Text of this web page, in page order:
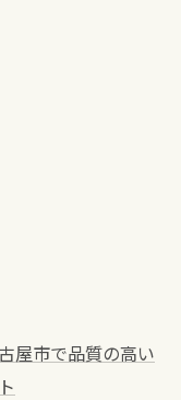
屋市で品質の高い